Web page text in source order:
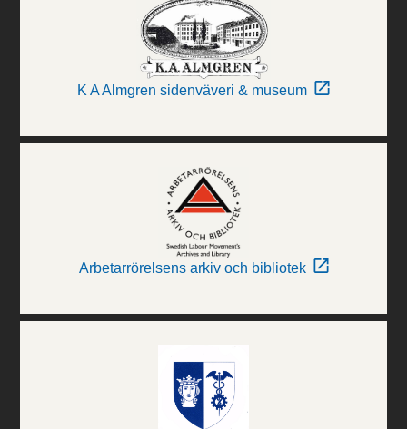
K A Almgren sidenväveri & museum
Arbetarrörelsens arkiv och bibliotek